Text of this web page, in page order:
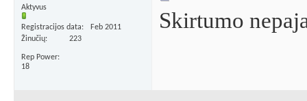
Aktyvus
Registracijos data
Feb 2011
Žinučių
223
Rep Power
18
Skirtumo